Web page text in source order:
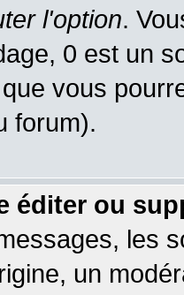
l'option.
0 est un
vous
forum).
éditer ou
les
un